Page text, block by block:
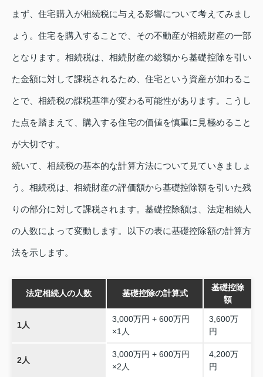
まず、住宅購入が相続税に与える影響について考えてみまし
ょう。住宅を購入することで、その不動産が相続財産の一部
となります。相続税は、相続財産の総額から基礎控除を引い
た金額に対して課税されるため、住宅という資産が加わるこ
とで、相続税の課税基準が変わる可能性があります。こうし
た点を踏まえて、購入する住宅の価値を慎重に見極めること
が大切です。
続いて、相続税の基本的な計算方法について見ていきましょ
う。相続税は、相続財産の評価額から基礎控除額を引いた残
りの部分に対して課税されます。基礎控除額は、法定相続人
の人数によって変動します。以下の表に基礎控除額の計算方
法を示します。
法定相続人の人数 基礎控除の計算式
基礎控除
額
1人
3,000万円 + 600万円
×1人
3,600万
円
2人
3,000万円 + 600万円
×2人
4,200万
円